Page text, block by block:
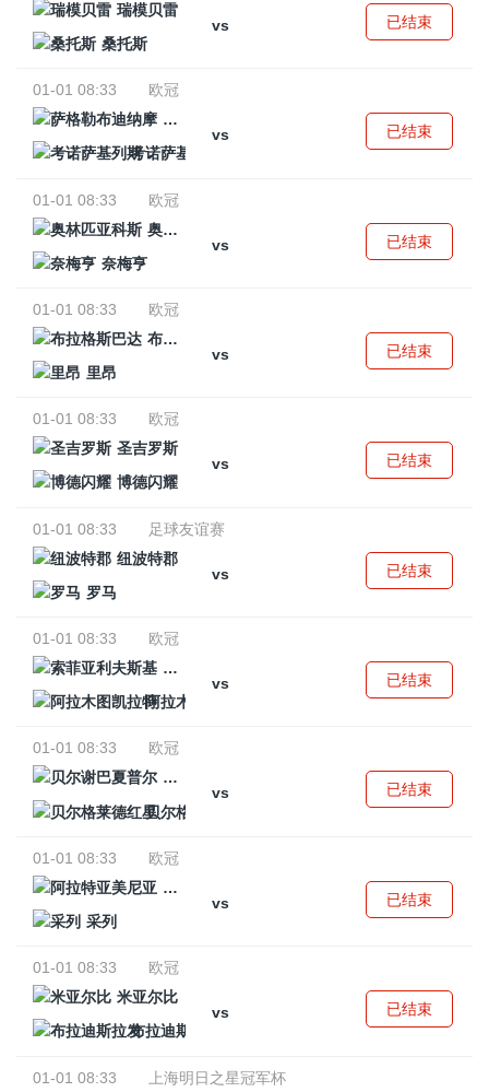
瑞模贝雷
vs
桑托斯
已结束
01-01 08:33
欧冠
萨格勒布迪纳摩
vs
考诺萨基列斯
已结束
01-01 08:33
欧冠
奥林匹亚科斯
vs
奈梅亨
已结束
01-01 08:33
欧冠
布拉格斯巴达
vs
里昂
已结束
01-01 08:33
欧冠
圣吉罗斯
vs
博德闪耀
已结束
01-01 08:33
足球友谊赛
纽波特郡
vs
罗马
已结束
01-01 08:33
欧冠
索菲亚利夫斯基
vs
阿拉木图凯拉特
已结束
01-01 08:33
欧冠
贝尔谢巴夏普尔
vs
贝尔格莱德红星
已结束
01-01 08:33
欧冠
阿拉特亚美尼亚
vs
采列
已结束
01-01 08:33
欧冠
米亚尔比
vs
布拉迪斯拉发
已结束
01-01 08:33
上海明日之星冠军杯